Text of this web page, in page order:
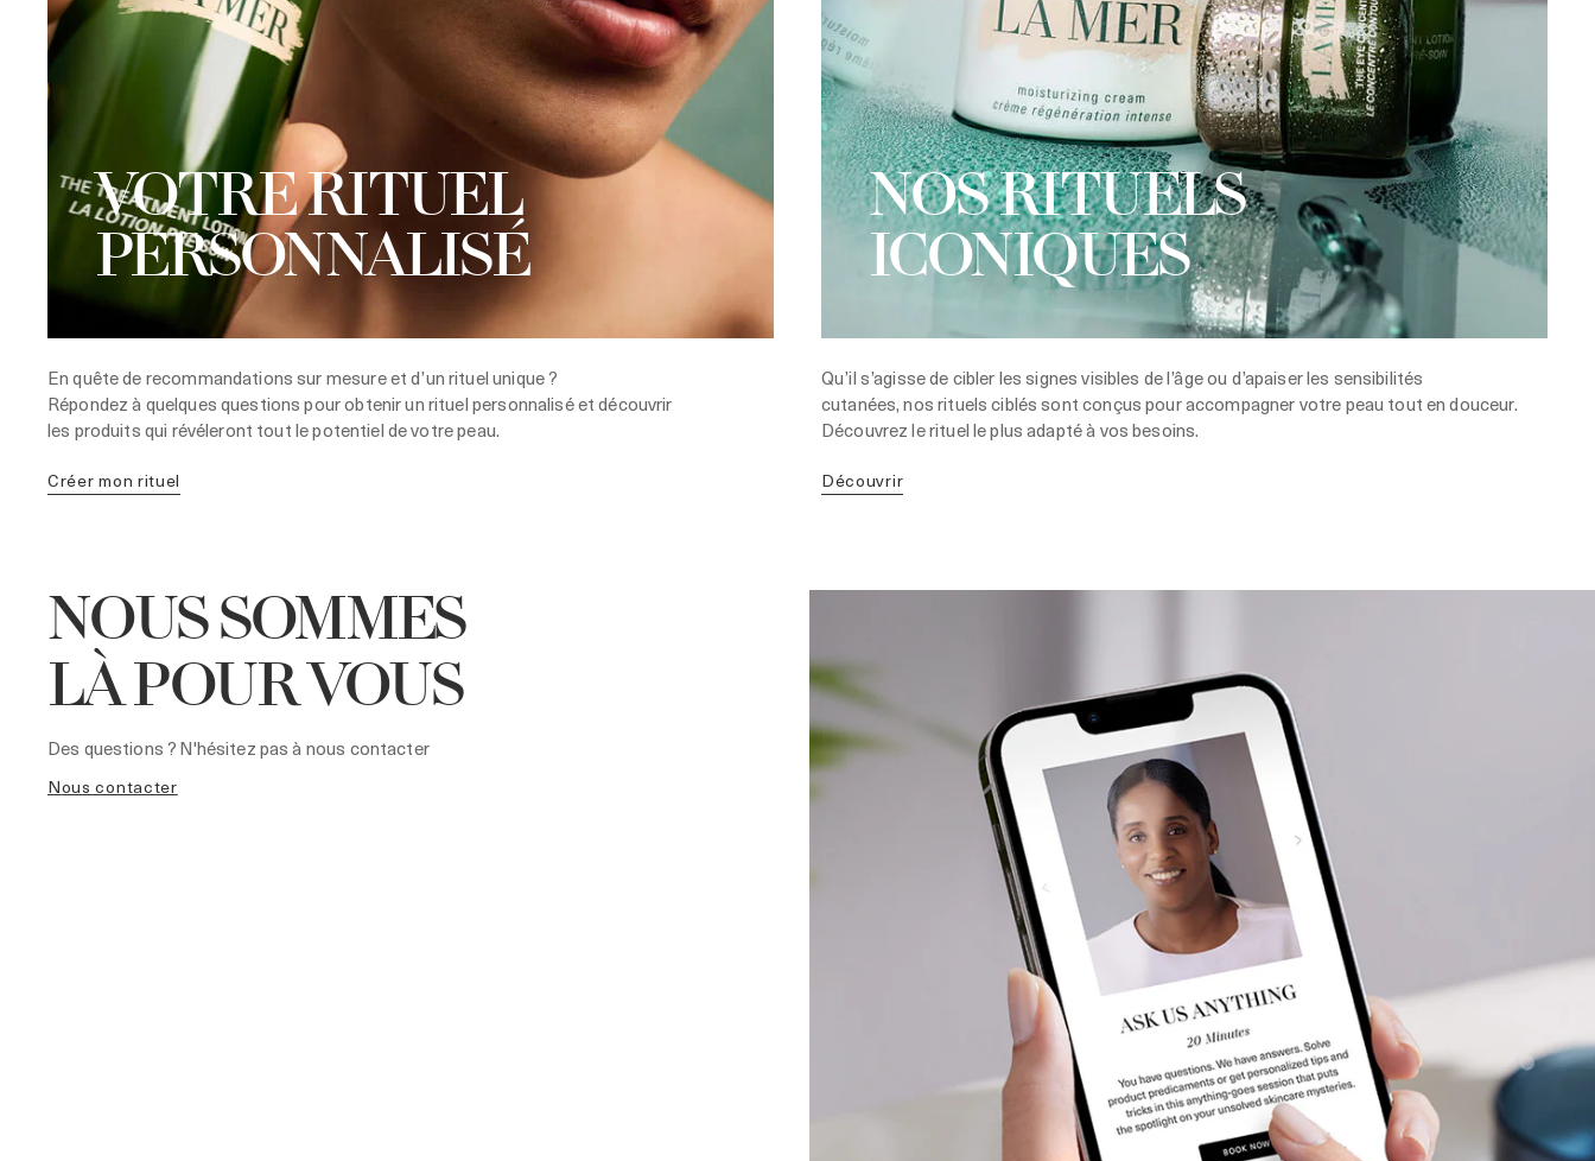
VOTRE RITUEL
PERSONNALISÉ
En quête de recommandations sur mesure et d’un rituel unique ?
Répondez à quelques questions pour obtenir un rituel personnalisé et découvrir
les produits qui révéleront tout le potentiel de votre peau.
créer mon rituel
NOS RITUELS
ICONIQUES
Qu’il s’agisse de cibler les signes visibles de l’âge ou d’apaiser les sensibilités
cutanées, nos rituels ciblés sont conçus pour accompagner votre peau tout en douceur.
Découvrez le rituel le plus adapté à vos besoins.
découvrir
NOUS SOMMES
LÀ POUR VOUS
Des questions ? N'hésitez pas à nous contacter
nous contacter